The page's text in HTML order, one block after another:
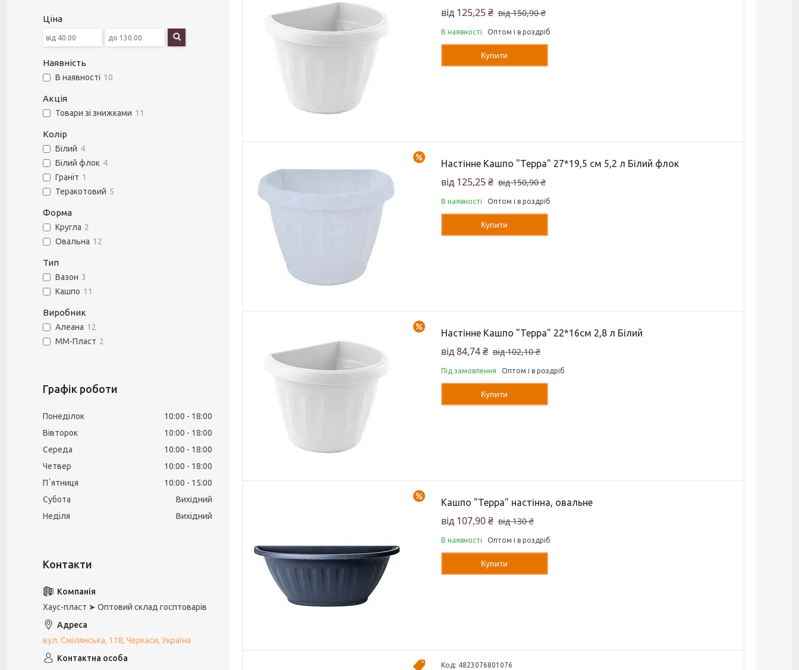
від 125,25 ₴ від 150,90 ₴
В наявності Оптом і в роздріб
Купити
Настінне Кашпо "Терра" 27*19,5 см 5,2 л Білий флок
від 125,25 ₴ від 150,90 ₴
В наявності Оптом і в роздріб
Купити
Настінне Кашпо "Терра" 22*16см 2,8 л Білий
від 84,74 ₴ від 102,10 ₴
Під замовлення Оптом і в роздріб
Купити
Кашпо "Терра" настінна, овальне
від 107,90 ₴ від 130 ₴
В наявності Оптом і в роздріб
Купити
Акція!!! 4823076801076
Ціна
Наявність
В наявності 10
Акція
Товари зі знижками 11
Колір
Білий 4
Білий флок 4
Граніт 1
Теракотовий 5
Форма
Кругла 2
Овальна 12
Тип
Вазон 3
Кашпо 11
Виробник
Алеана 12
ММ-Пласт 2
Графік роботи
Понеділок 10:00
18:00
Вівторок
10:00
18:00
Середа
10:00
18:00
Четвер
10:00
18:00
Пʼятниця
10:00
15:00
Субота
Вихідний
Неділя
Вихідний
Хаус-пласт ➤ Оптовий склад госптоварів
вул. Смілянська, 118, Черкаси, Україна